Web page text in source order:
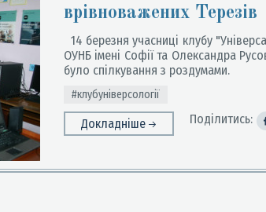
врівноважених Терезів
14 березня учасниці клубу
ОУНБ імені Софії та Олександра
було спілкування з роздумами.
#клубуніверсології
Докладніше Поділитись: